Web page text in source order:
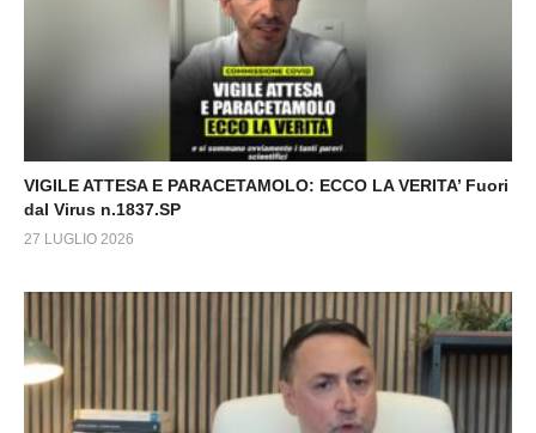
VIGILE ATTESA E PARACETAMOLO: ECCO LA VERITA’ Fuori
dal Virus n.1837.SP
27 LUGLIO 2026